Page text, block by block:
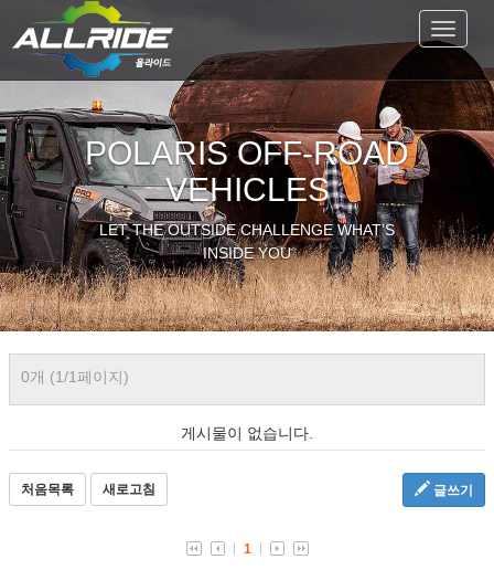
Toggle
POLARIS OFF-ROAD
VEHICLES
LET THE OUTSIDE CHALLENGE WHAT’S
INSIDE YOU
0개 (1/1페이지)
게시물이 없습니다.
처음목록 새로고침 글쓰기
1